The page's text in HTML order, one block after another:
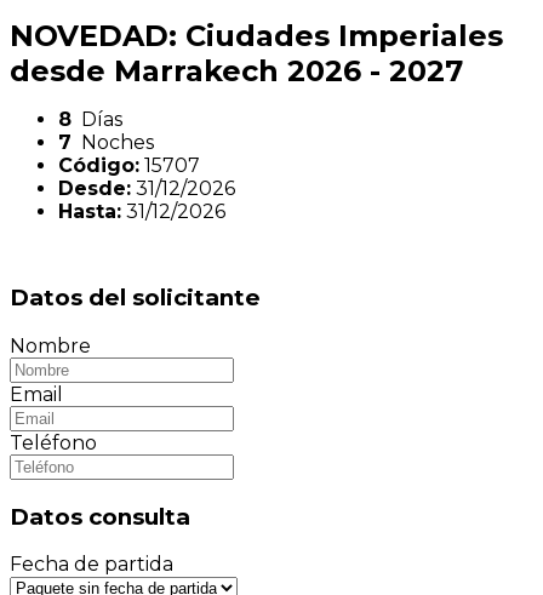
NOVEDAD: Ciudades Imperiales
desde Marrakech 2026 - 2027
8 Días
7 Noches
Código: 15707
Desde: 31/12/2026
Hasta: 31/12/2026
Datos del solicitante
Nombre
Email
Teléfono
Datos consulta
Fecha de partida